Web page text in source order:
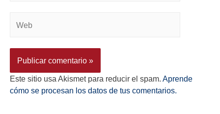
Este sitio usa Akismet para reducir el spam. Aprende
cómo se procesan los datos de tus comentarios.